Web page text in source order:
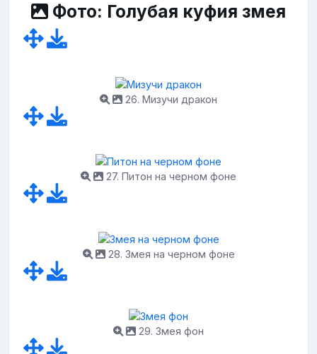
Фото: Голубая куфия змея
26. Мизучи дракон
27. Питон на черном фоне
28. Змея на черном фоне
29. Змея фон